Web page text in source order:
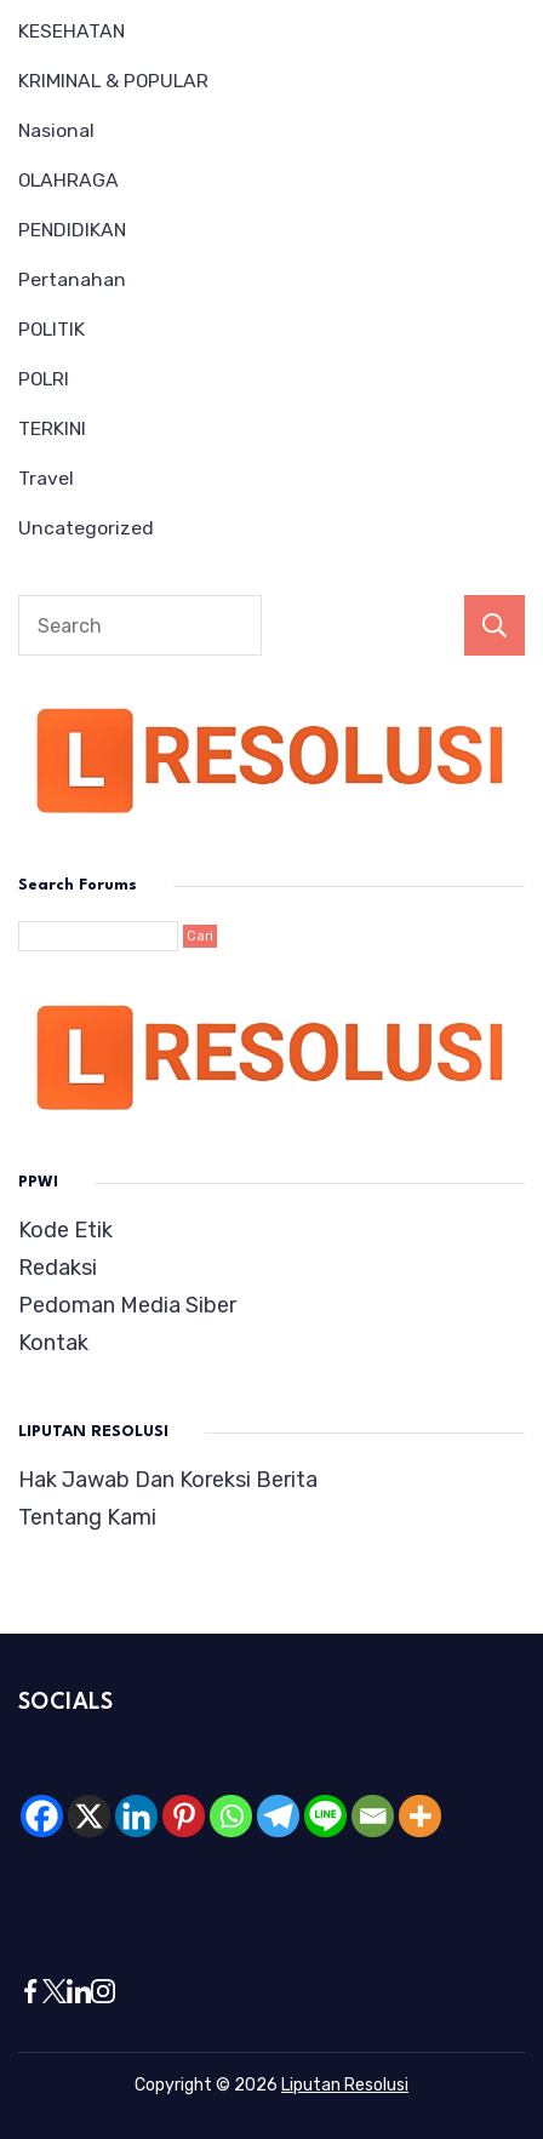
KESEHATAN
KRIMINAL & POPULAR
Nasional
OLAHRAGA
PENDIDIKAN
Pertanahan
POLITIK
POLRI
TERKINI
Travel
Uncategorized
Search Forums
PPWI
Kode Etik
Redaksi
Pedoman Media Siber
Kontak
LIPUTAN RESOLUSI
Hak Jawab Dan Koreksi Berita
Tentang Kami
SOCIALS
Copyright © 2026 Liputan Resolusi